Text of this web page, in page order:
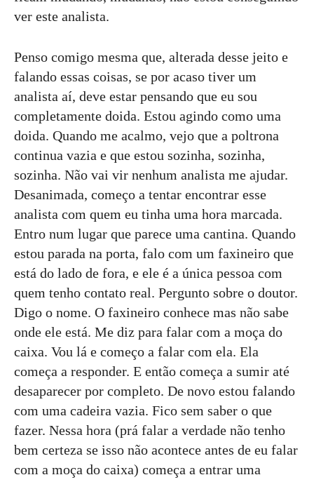
ver este analista.
Penso comigo mesma que, alterada desse jeito e
falando essas coisas, se por acaso tiver um
analista aí, deve estar pensando que eu sou
completamente doida. Estou agindo como uma
doida. Quando me acalmo, vejo que a poltrona
continua vazia e que estou sozinha, sozinha,
sozinha. Não vai vir nenhum analista me ajudar.
Desanimada, começo a tentar encontrar esse
analista com quem eu tinha uma hora marcada.
Entro num lugar que parece uma cantina. Quando
estou parada na porta, falo com um faxineiro que
está do lado de fora, e ele é a única pessoa com
quem tenho contato real. Pergunto sobre o doutor.
Digo o nome. O faxineiro conhece mas não sabe
onde ele está. Me diz para falar com a moça do
caixa. Vou lá e começo a falar com ela. Ela
começa a responder. E então começa a sumir até
desaparecer por completo. De novo estou falando
com uma cadeira vazia. Fico sem saber o que
fazer. Nessa hora (prá falar a verdade não tenho
bem certeza se isso não acontece antes de eu falar
com a moça do caixa) começa a entrar uma